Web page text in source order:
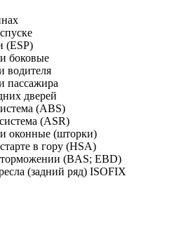
(ESP)
боковые
водителя
пассажира
дверей
(ABS)
(ASR)
оконные (шторки)
в гору (HSA)
(BAS; EBD)
(задний ряд) ISOFIX